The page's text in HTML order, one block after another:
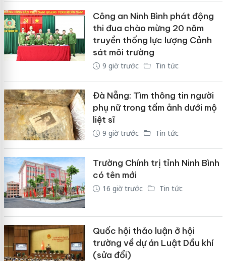
Công an Ninh Bình phát động
thi đua chào mừng 20 năm
truyền thống lực lượng Cảnh
sát môi trường
9 giờ trước Tin tức
Đà Nẵng: Tìm thông tin người
phụ nữ trong tấm ảnh dưới mộ
liệt sĩ
9 giờ trước Tin tức
Trường Chính trị tỉnh Ninh Bình
có tên mới
16 giờ trước Tin tức
Quốc hội thảo luận ở hội
trường về dự án Luật Dầu khí
(sửa đổi)